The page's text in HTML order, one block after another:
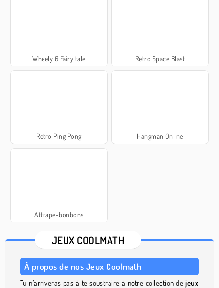
Wheely 6 Fairy tale Retro Space Blast
Retro Ping Pong Hangman Online
Attrape-bonbons
JEUX COOLMATH
À propos de nos Jeux Coolmath
Tu n’arriveras pas à te soustraire à notre collection dejeux